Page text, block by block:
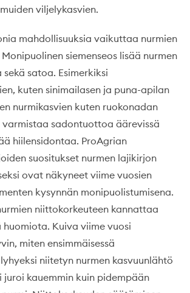
viljelykasvien.
mahdollisuuksia vaikuttaa nurmien
siemenseos lisää nurmen
satoa. Esimerkiksi
kuten sinimailasen ja puna-apilan
nurmikasvien kuten ruokonadan
varmistaa sadontuottoa äärevissä
hiilensidontaa. ProAgrian
suositukset nurmen lajikirjon
ovat näkyneet viime vuosien
kysynnän monipuolistumisena.
niittokorkeuteen kannattaa
Kuiva viime vuosi
miten ensimmäisessä
niitetyn nurmen kasvuunlähtö
kauemmin kuin pidempään